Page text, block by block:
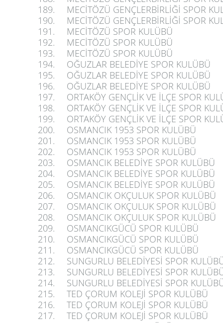
189.
MECİTÖZÜ GENÇLERBİRLİĞİ SPOR
190.
MECİTÖZÜ GENÇLERBİRLİĞİ SPOR
191.
MECİTÖZÜ SPOR KULÜBÜ
192.
MECİTÖZÜ SPOR KULÜBÜ
193.
MECİTÖZÜ SPOR KULÜBÜ
194.
OĞUZLAR BELEDİYE SPOR KULÜBÜ
195.
OĞUZLAR BELEDİYE SPOR KULÜBÜ
196.
OĞUZLAR BELEDİYE SPOR KULÜBÜ
197.
ORTAKÖY GENÇLİK VE İLÇE SPOR
198.
ORTAKÖY GENÇLİK VE İLÇE SPOR
199.
ORTAKÖY GENÇLİK VE İLÇE SPOR
200.
OSMANCIK 1953 SPOR KULÜBÜ
201.
OSMANCIK 1953 SPOR KULÜBÜ
202.
OSMANCIK 1953 SPOR KULÜBÜ
203.
OSMANCIK BELEDİYE SPOR KULÜBÜ
204.
OSMANCIK BELEDİYE SPOR KULÜBÜ
205.
OSMANCIK BELEDİYE SPOR KULÜBÜ
206.
OSMANCIK OKÇULUK SPOR KULÜBÜ
207.
OSMANCIK OKÇULUK SPOR KULÜBÜ
208.
OSMANCIK OKÇULUK SPOR KULÜBÜ
209.
OSMANCIKGÜCÜ SPOR KULÜBÜ
210.
OSMANCIKGÜCÜ SPOR KULÜBÜ
211.
OSMANCIKGÜCÜ SPOR KULÜBÜ
212.
SUNGURLU BELEDİYESİ SPOR
213.
SUNGURLU BELEDİYESİ SPOR
214.
SUNGURLU BELEDİYESİ SPOR
215.
TED ÇORUM KOLEJİ SPOR KULÜBÜ
216.
TED ÇORUM KOLEJİ SPOR KULÜBÜ
217.
TED ÇORUM KOLEJİ SPOR KULÜBÜ